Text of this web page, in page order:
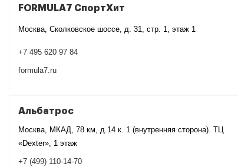
FORMULA7 СпортХит
Москва, Сколковское шоссе, д. 31, стр. 1, этаж 1
+7 495 620 97 84
formula7.ru
Альбатрос
Москва, МКАД, 78 км, д.14 к. 1 (внутренняя сторона). ТЦ
«Dexter», 1 этаж
+7 (499) 110-14-70